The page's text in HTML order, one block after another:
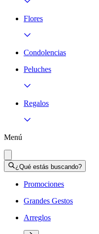
Flores
Condolencias
Peluches
Regalos
Menú
¿Qué estás buscando?
Promociones
Grandes Gestos
Arreglos